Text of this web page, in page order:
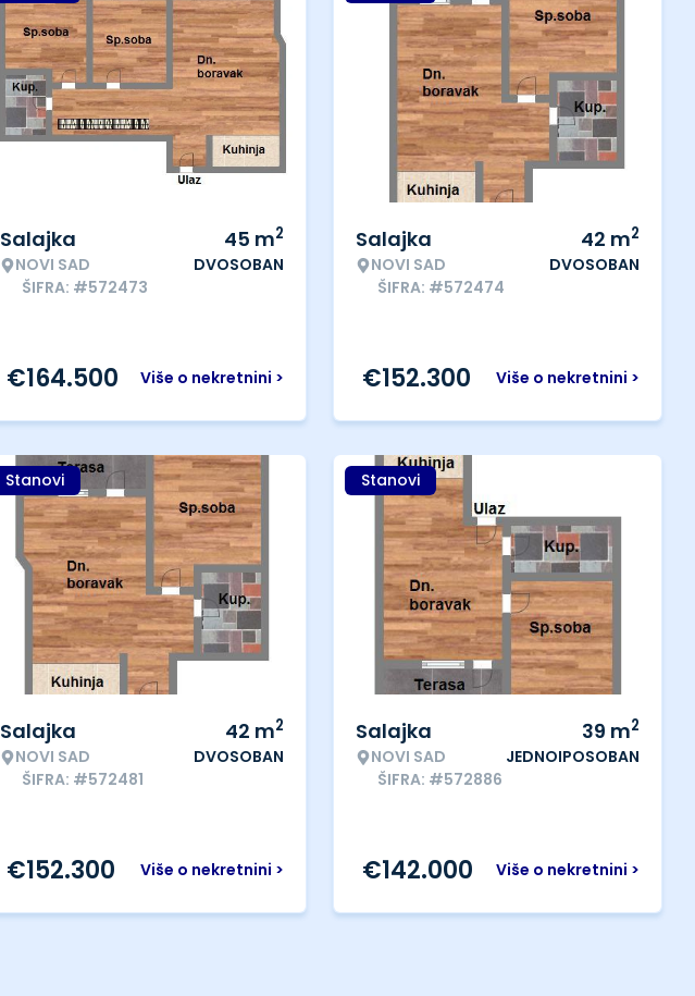
Salajka
NOVI SAD
ŠIFRA: #572473
45 m2
DVOSOBAN
Više o nekretnini >
€164.500
Salajka
NOVI SAD
ŠIFRA: #572474
42 m2
DVOSOBAN
Više o nekretnini >
€152.300
Stanovi
Salajka
NOVI SAD
ŠIFRA: #572481
42 m2
DVOSOBAN
Više o nekretnini >
€152.300
Stanovi
Salajka
NOVI SAD
ŠIFRA: #572886
39 m2
JEDNOIPOSOBAN
Više o nekretnini >
€142.000